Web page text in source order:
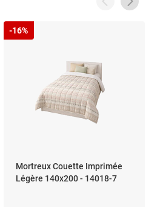
Mortreux Couette Imprimée
Légère 140x200 - 14018-7
-16%